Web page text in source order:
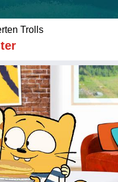
Trolls